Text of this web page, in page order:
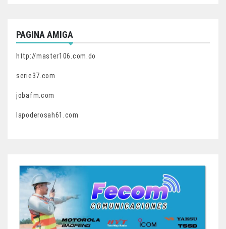
PAGINA AMIGA
http://master106.com.do
serie37.com
jobafm.com
lapoderosah61.com